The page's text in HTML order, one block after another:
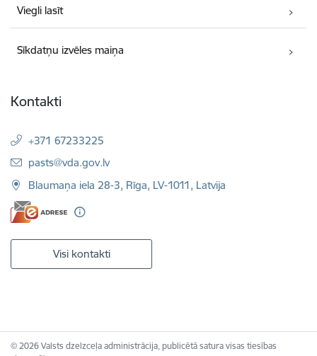
Viegli lasīt
Sīkdatņu izvēles maiņa
Kontakti
+371 67233225
E-pasts:
pasts@vda.gov.lv
Blaumaņa iela 28-3, Rīga, LV-1011, Latvija
Visi kontakti
© 2026 Valsts dzelzceļa administrācija, publicētā satura visas tiesības